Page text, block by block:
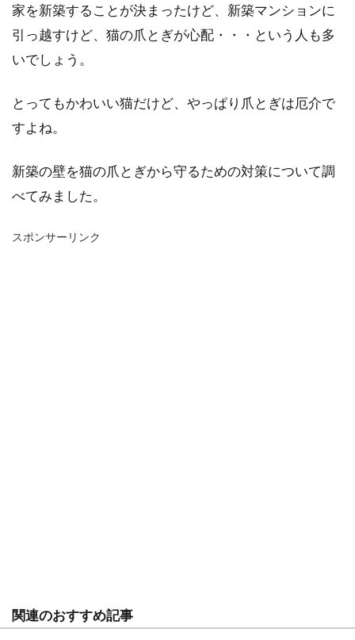
家を新築することが決まったけど、新築マンションに
引っ越すけど、猫の爪とぎが心配・・・という人も多
いでしょう。
とってもかわいい猫だけど、やっぱり爪とぎは厄介で
すよね。
新築の壁を猫の爪とぎから守るための対策について調
べてみました。
スポンサーリンク
関連のおすすめ記事